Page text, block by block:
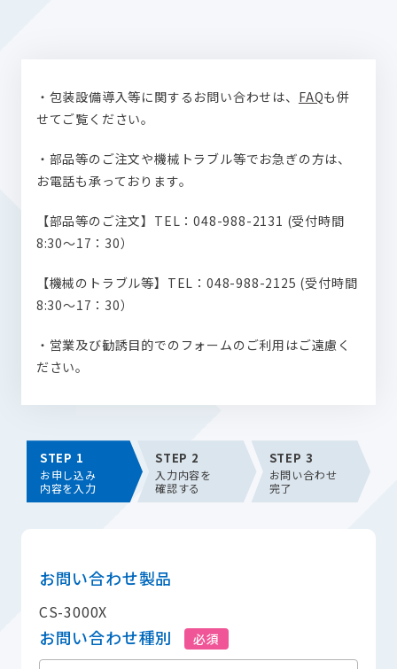
・包装設備導入等に関するお問い合わせは、 FAQも併
せてご覧ください。
・部品等のご注文や機械トラブル等でお急ぎの方は、
お電話も承っております。
【部品等のご注文】TEL：048-988-2131 (受付時間
8:30～17：30）
【機械のトラブル等】TEL：048-988-2125 (受付時間
8:30～17：30）
・営業及び勧誘目的でのフォームのご利用はご遠慮く
ださい。
STEP 1
お申し込み
内容を入力
STEP 2
入力内容を
確認する
STEP 3
お問い合わせ
完了
お問い合わせ製品
CS-3000X
お問い合わせ種別 必須